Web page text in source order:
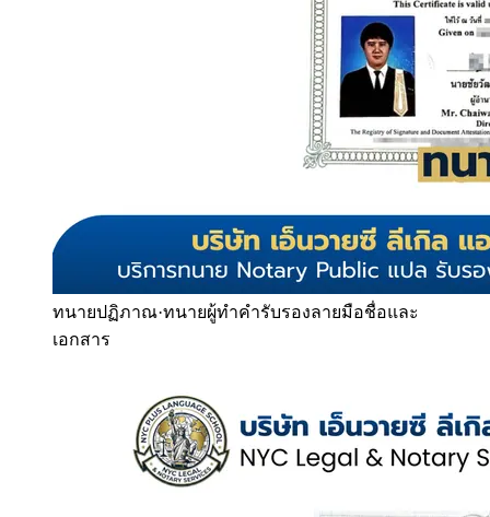
ทนายปฏิภาณ·ทนายผู้ทำคำรับรองลายมือชื่อและ
เอกสาร